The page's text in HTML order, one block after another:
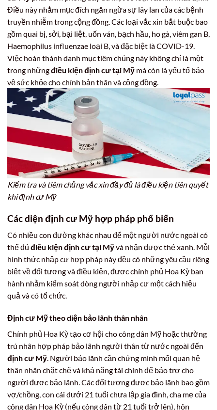
Điều này nhằm mục đích ngăn ngừa sự lây lan của các bệnh
truyền nhiễm trong cộng đồng. Các loại vắc xin bắt buộc bao
gồm quai bị, sởi, bại liệt, uốn ván, bạch hầu, ho gà, viêm gan B,
Haemophilus influenzae loại B, và đặc biệt là COVID-19.
Việc hoàn thành danh mục tiêm chủng này không chỉ là một
trong nhữngđiều kiện định cư tại Mỹ mà còn là yếu tố bảo
vệ sức khỏe cho chính bản thân và cộng đồng.
Kiểm tra và tiêm chủng vắc xin đầy đủ là điều kiện tiên quyết
khi định cư Mỹ
Các diện định cư Mỹ hợp pháp phổ biến
Có nhiều con đường khác nhau để một người nước ngoài có
thể đủ điều kiện định cư tại Mỹvà nhận được thẻ xanh. Mỗi
hình thức nhập cư hợp pháp này đều có những yêu cầu riêng
biệt về đối tượng và điều kiện, được chính phủ Hoa Kỳ ban
hành nhằm kiểm soát dòng người nhập cư một cách hiệu
quả và có tổ chức.
Định cư Mỹ theo diện bảo lãnh thân nhân
Chính phủ Hoa Kỳ tạo cơ hội cho công dân Mỹ hoặc thường
trú nhân hợp pháp bảo lãnh người thân từ nước ngoài đến
định cư Mỹ. Người bảo lãnh cần chứng minh mối quan hệ
thân nhân chặt chẽ và khả năng tài chính để bảo trợ cho
người được bảo lãnh. Các đối tượng được bảo lãnh bao gồm
vợ/chồng, con cái dưới 21 tuổi chưa lập gia đình, cha mẹ của
công dân Hoa Kỳ (nếu công dân từ 21 tuổi trở lên), hôn